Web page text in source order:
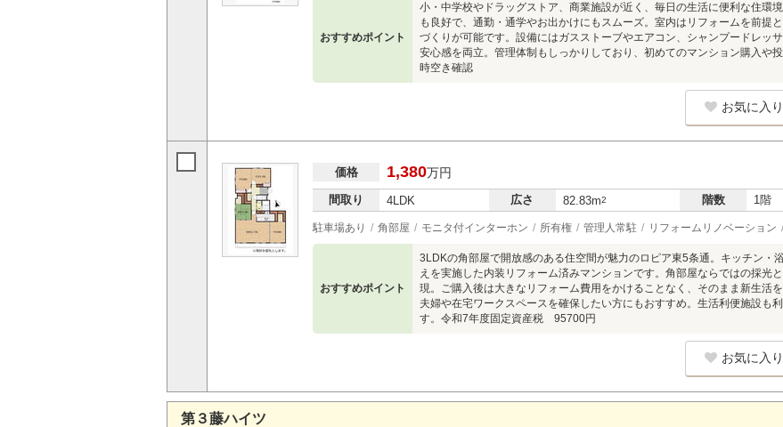
おすすめポイント
小・中学校やドラッグストア、商業施設が近く、毎日の生活に便利な住環
も良好で、通勤・通学やお出かけにもスムーズ。室内はリフォームを前提
づくりが可能です。設備にはガスストーブやエアコン、シャンプードレッ
安心感を両立。管理体制もしっかりしており、初めてのマンション購入や
時空き確認
お気に入
価格 1,380万円
間取り 4LDK 広さ 82.83m2 階数 1階
駐車場あり 角部屋 モニタ付インターホン 所有権 管理人常駐 リフォームリノベーション
おすすめポイント
3LDKの角部屋で開放感のある住空間が魅力のロピア東5条通。キッチン・
えを実施した内装リフォーム済みマンションです。角部屋ならではの採光
現。ご購入後は大きなリフォーム費用をかけることなく、そのまま新生活
夫婦や在宅ワークスペースを確保したい方にもおすすめ。生活利便施設も
す。令和7年度固定資産税 95700円
お気に入
第３藤ハイツ